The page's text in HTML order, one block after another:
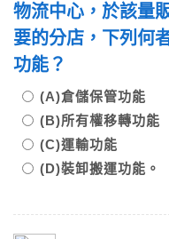
物流中心，於該量
要的分店，下列何
功能？
(A)倉儲保管功能
(B)所有權移轉功能
(C)運輸功能
(D)裝卸搬運功能。